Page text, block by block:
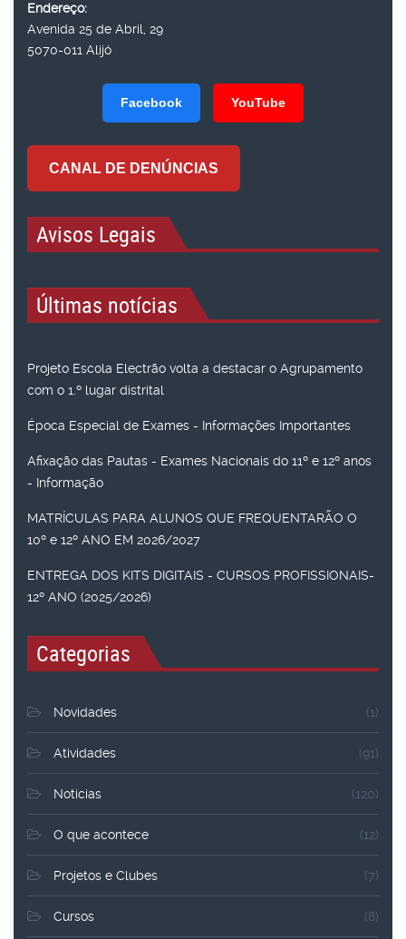
Endereço:
Avenida 25 de Abril, 29
5070-011 Alijó
Facebook YouTube
CANAL DE DENÚNCIAS
Avisos Legais
Últimas notícias
Projeto Escola Electrão volta a destacar o Agrupamento
com o 1.º lugar distrital
Época Especial de Exames - Informações Importantes
Afixação das Pautas - Exames Nacionais do 11º e 12º anos
- Informação
MATRÍCULAS PARA ALUNOS QUE FREQUENTARÃO O
10º e 12º ANO EM 2026/2027
ENTREGA DOS KITS DIGITAIS - CURSOS PROFISSIONAIS-
12º ANO (2025/2026)
Categorias
Novidades (1)
Atividades (91)
Noticias (120)
O que acontece (12)
Projetos e Clubes (7)
Cursos (8)